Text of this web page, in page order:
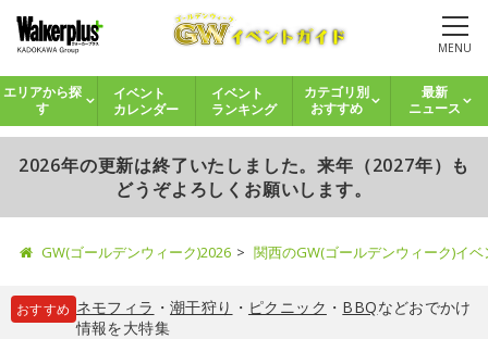
MENU
エリアから探
す
イベント
カレンダー
イベント
ランキング
カテゴリ別
おすすめ
最新
ニュース
2026年の更新は終了いたしました。来年（2027年）も
どうぞよろしくお願いします。
GW(ゴールデンウィーク)2026 関西のGW(ゴールデンウィーク)イ
おすすめ ネモフィラ ・ 潮干狩り ・ ピクニック ・ BBQなどおでかけ
情報を大特集